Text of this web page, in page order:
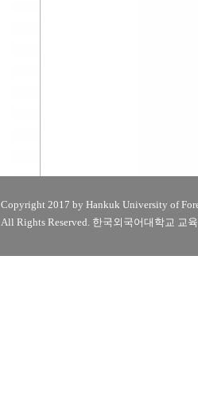
Copyright 2017 by Hankuk University of
All Rights Reserved. 한국외국어대학교 교